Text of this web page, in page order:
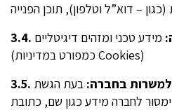
3.4. מידע טכני ומזהים דיגיטליים
(כמפורט במדיניות Cookies)
למשרות בחברה: בעת הגשת
לחברה מידע כגון שם, כתובת